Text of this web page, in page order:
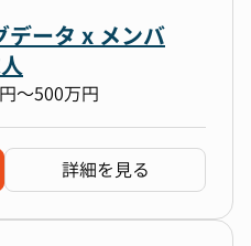
ータ x メンバ
〜500万円
詳細を見る